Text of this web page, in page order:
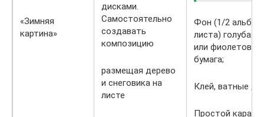
«Зимняя
картина»
дисками.
Самостоятельно
создавать
композицию
размещая дерево
и снеговика на
листе
Фон (1/2
листа) голубая,
или фиолетовая
бумага;
Клей, ватные
Простой